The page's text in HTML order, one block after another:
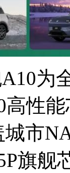
为
性
市
旗